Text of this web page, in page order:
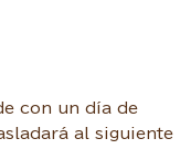
con un día de
al siguiente